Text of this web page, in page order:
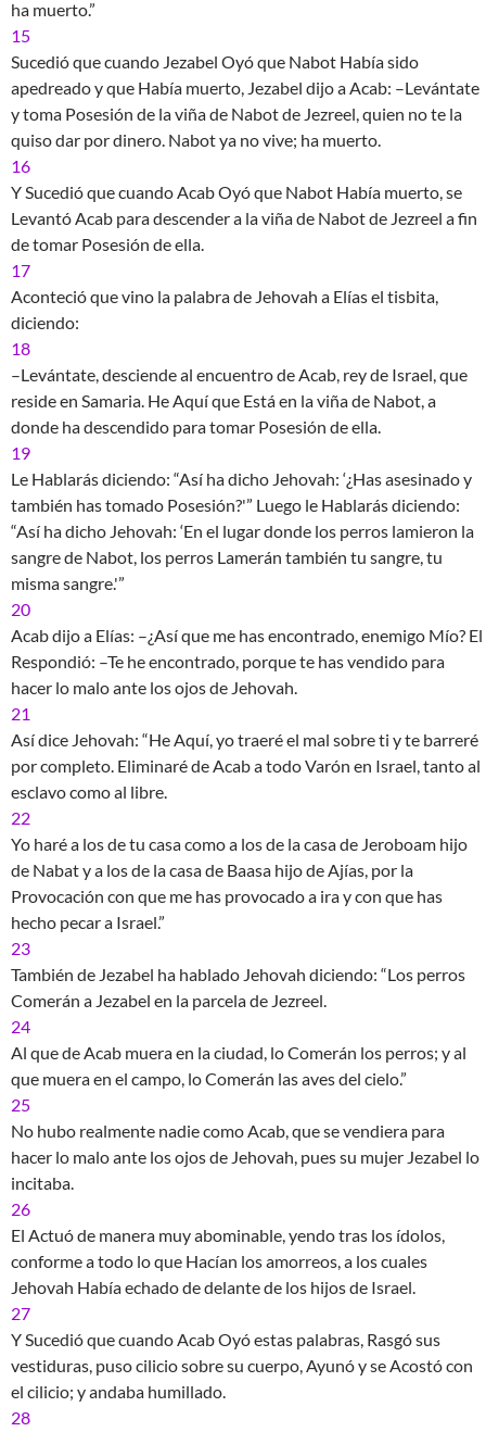
ha muerto.”
15
Sucedió que cuando Jezabel Oyó que Nabot Había sido
apedreado y que Había muerto, Jezabel dijo a Acab: –Levántate
y toma Posesión de la viña de Nabot de Jezreel, quien no te la
quiso dar por dinero. Nabot ya no vive; ha muerto.
16
Y Sucedió que cuando Acab Oyó que Nabot Había muerto, se
Levantó Acab para descender a la viña de Nabot de Jezreel a fin
de tomar Posesión de ella.
17
Aconteció que vino la palabra de Jehovah a Elías el tisbita,
diciendo:
18
–Levántate, desciende al encuentro de Acab, rey de Israel, que
reside en Samaria. He Aquí que Está en la viña de Nabot, a
donde ha descendido para tomar Posesión de ella.
19
Le Hablarás diciendo: “Así ha dicho Jehovah: ‘¿Has asesinado y
también has tomado Posesión?'” Luego le Hablarás diciendo:
“Así ha dicho Jehovah: ‘En el lugar donde los perros lamieron la
sangre de Nabot, los perros Lamerán también tu sangre, tu
misma sangre.'”
20
Acab dijo a Elías: –¿Así que me has encontrado, enemigo Mío? El
Respondió: –Te he encontrado, porque te has vendido para
hacer lo malo ante los ojos de Jehovah.
21
Así dice Jehovah: “He Aquí, yo traeré el mal sobre ti y te barreré
por completo. Eliminaré de Acab a todo Varón en Israel, tanto al
esclavo como al libre.
22
Yo haré a los de tu casa como a los de la casa de Jeroboam hijo
de Nabat y a los de la casa de Baasa hijo de Ajías, por la
Provocación con que me has provocado a ira y con que has
hecho pecar a Israel.”
23
También de Jezabel ha hablado Jehovah diciendo: “Los perros
Comerán a Jezabel en la parcela de Jezreel.
24
Al que de Acab muera en la ciudad, lo Comerán los perros; y al
que muera en el campo, lo Comerán las aves del cielo.”
25
No hubo realmente nadie como Acab, que se vendiera para
hacer lo malo ante los ojos de Jehovah, pues su mujer Jezabel lo
incitaba.
26
El Actuó de manera muy abominable, yendo tras los ídolos,
conforme a todo lo que Hacían los amorreos, a los cuales
Jehovah Había echado de delante de los hijos de Israel.
27
Y Sucedió que cuando Acab Oyó estas palabras, Rasgó sus
vestiduras, puso cilicio sobre su cuerpo, Ayunó y se Acostó con
el cilicio; y andaba humillado.
28